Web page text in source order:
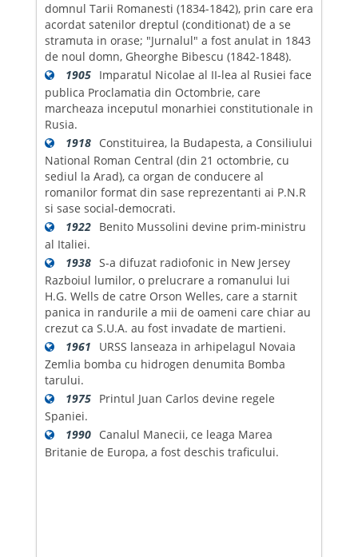
domnul Tarii Romanesti (1834-1842), prin care era
acordat satenilor dreptul (conditionat) de a se
stramuta in orase; "Jurnalul" a fost anulat in 1843
de noul domn, Gheorghe Bibescu (1842-1848).
1905 Imparatul Nicolae al II-lea al Rusiei face
publica Proclamatia din Octombrie, care
marcheaza inceputul monarhiei constitutionale in
Rusia.
1918 Constituirea, la Budapesta, a Consiliului
National Roman Central (din 21 octombrie, cu
sediul la Arad), ca organ de conducere al
romanilor format din sase reprezentanti ai P.N.R
si sase social-democrati.
1922 Benito Mussolini devine prim-ministru
al Italiei.
1938 S-a difuzat radiofonic in New Jersey
Razboiul lumilor, o prelucrare a romanului lui
H.G. Wells de catre Orson Welles, care a starnit
panica in randurile a mii de oameni care chiar au
crezut ca S.U.A. au fost invadate de martieni.
1961
URSS lanseaza in arhipelagul Novaia
Zemlia bomba cu hidrogen denumita Bomba
tarului.
1975 Printul Juan Carlos devine regele
Spaniei.
1990 Canalul Manecii, ce leaga Marea
Britanie de Europa, a fost deschis traficului.